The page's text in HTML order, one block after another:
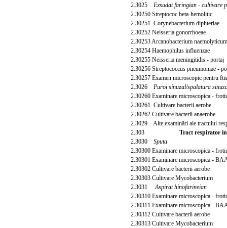
2.3025 Exsudat faringian - cultivare
2.30250 Streptococ beta-hemolitic
2.30251 Corynebacterium diphteriae
2.30252 Neisseria gonorrhoeae
2.30253 Arcanobacterium naemolyticum
2.30254 Haemophilus influenzae
2.30255 Neisseria meningitidis - portaj
2.30256 Streptococcus pneumoniae -
2.30257 Examen microscopic pentru
2.3026 Puroi sinuzal/spalatura
2.30260 Examinare microscopica -
2.30261 Cultivare bacterii aerobe
2.30262 Cultivare bacterii anaerobe
2.3029 Alte examinări ale tractului
2.303 Tract respirator
2.3030 Sputa
2.30300 Examinare microscopica -
2.30301 Examinare microscopica -
2.30302 Cultivare bacterii aerobe
2.30303 Cultivare Mycobacterium
2.3031 Aspirat hinofarineian
2.30310 Examinare microscopica -
2.30311 Examinare microscopica -
2.30312 Cultivare bacterii aerobe
2.30313 Cultivare Mycobacterium